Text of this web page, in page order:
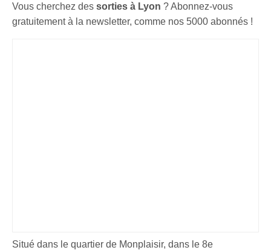
Vous cherchez dessorties à Lyon ? Abonnez-vous
gratuitement à la newsletter, comme nos 5000 abonnés !
Situé dans le quartier de Monplaisir, dans le 8e